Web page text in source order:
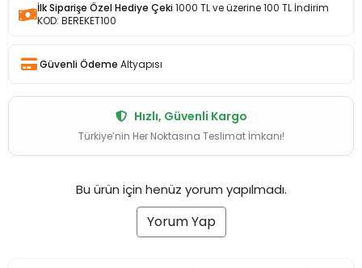
İlk Siparişe Özel Hediye Çeki1000 TL ve üzerine 100 TL İndirim
KOD: BEREKET100
Güvenli Ödeme Altyapısı
Hızlı, Güvenli Kargo
Türkiye’nin Her Noktasına Teslimat İmkanı!
Bu ürün için henüz yorum yapılmadı.
Yorum Yap